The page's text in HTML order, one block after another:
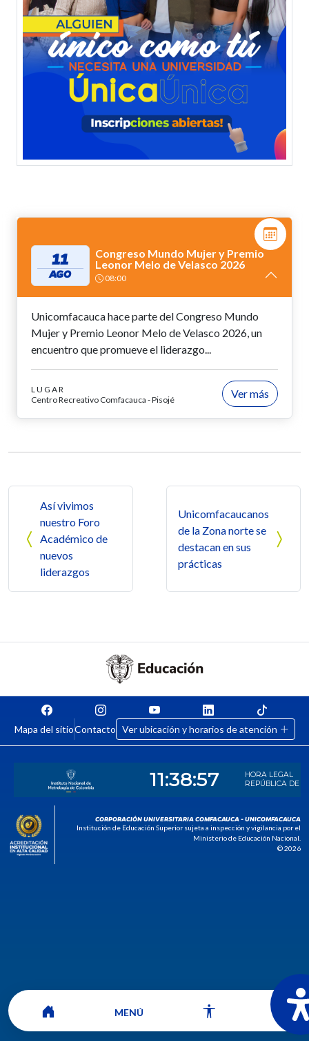
11
AGO
Congreso Mundo Mujer y Premio
Leonor Melo de Velasco 2026
08:00
Unicomfacauca hace parte del Congreso Mundo
Mujer y Premio Leonor Melo de Velasco 2026, un
encuentro que promueve el liderazgo...
LUGAR
Centro Recreativo Comfacauca - Pisojé
Ver más
Así vivimos
nuestro Foro
Académico de
nuevos
liderazgos
Unicomfacaucanos
de la Zona norte se
destacan en sus
prácticas
Mapa del sitioContacto Ver ubicación y horarios de atención
CORPORACIÓN UNIVERSITARIA COMFACAUCA - UNICOMFACAUCA
Institución de Educación Superior sujeta a inspección y vigilancia por el
Ministerio de Educación Nacional.
© 2026
MENÚ